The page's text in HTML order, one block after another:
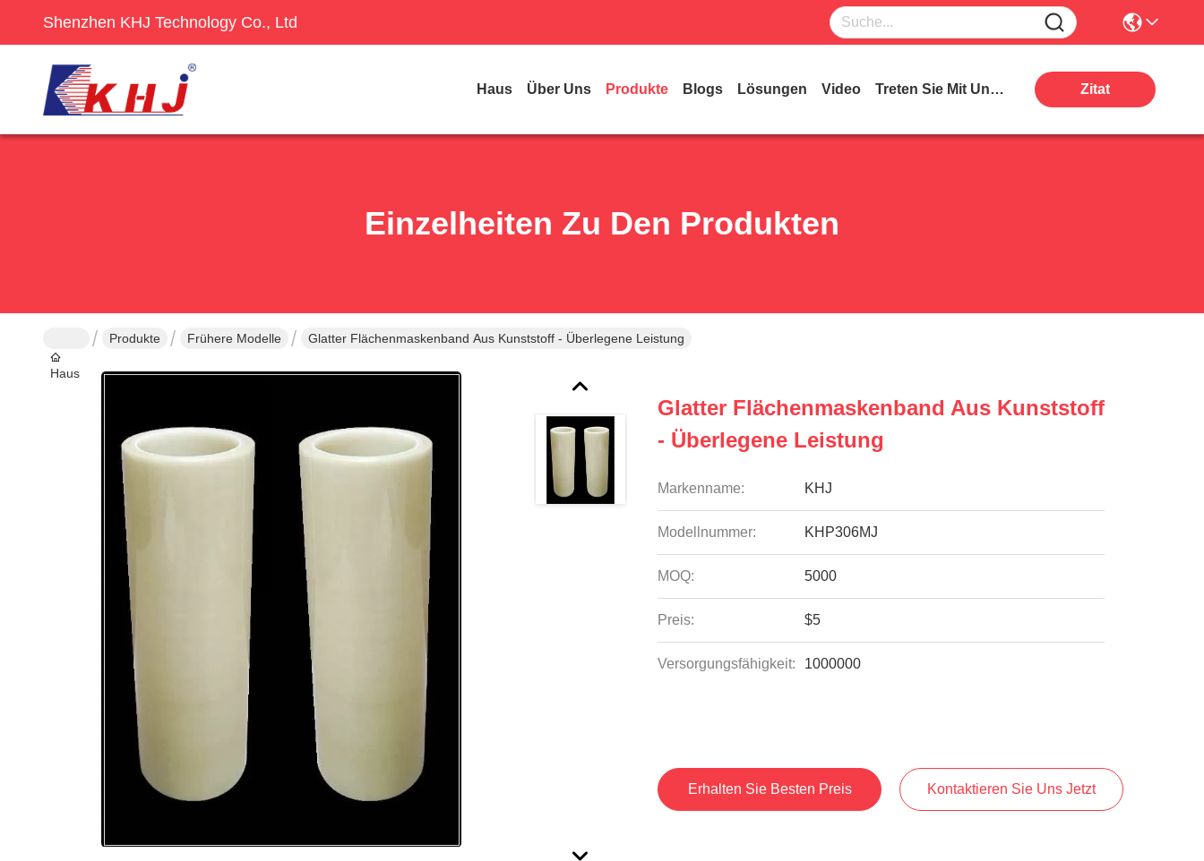
Shenzhen KHJ Technology Co., Ltd
Haus Über Uns Produkte Blogs Lösungen Video Treten Sie Mit Uns In Verbindung Zitat
Einzelheiten Zu Den Produkten
Haus
Produkte Frühere Modelle Glatter Flächenmaskenband Aus Kunststoff - Überlegene Leistung
Glatter Flächenmaskenband Aus Kunststoff
- Überlegene Leistung
Markenname: KHJ
Modellnummer: KHP306MJ
MOQ: 5000
Preis: $5
Versorgungsfähigkeit: 1000000
Erhalten Sie Besten Preis Kontaktieren Sie Uns Jetzt